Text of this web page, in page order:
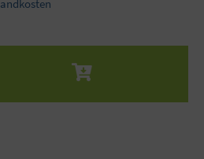
den gewünschten Wert